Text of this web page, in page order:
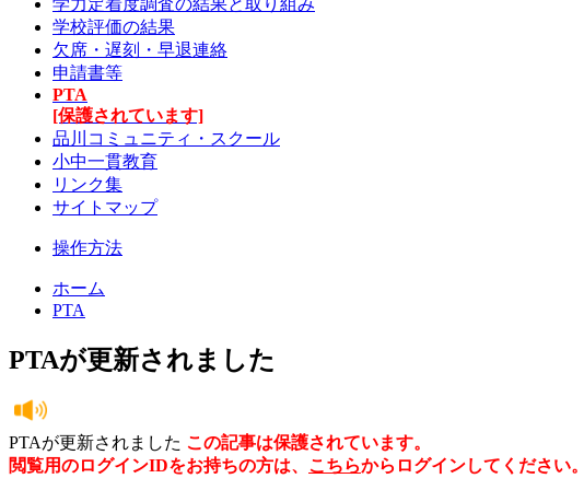
学校評価の結果
欠席・遅刻・早退連絡
申請書等
PTA
[保護されています]
品川コミュニティ・スクール
小中一貫教育
リンク集
サイトマップ
操作方法
ホーム
PTA
PTAが更新されました
PTAが更新されました この記事は保護されています。
閲覧用のログインIDをお持ちの方は、 こちらからログインしてください。